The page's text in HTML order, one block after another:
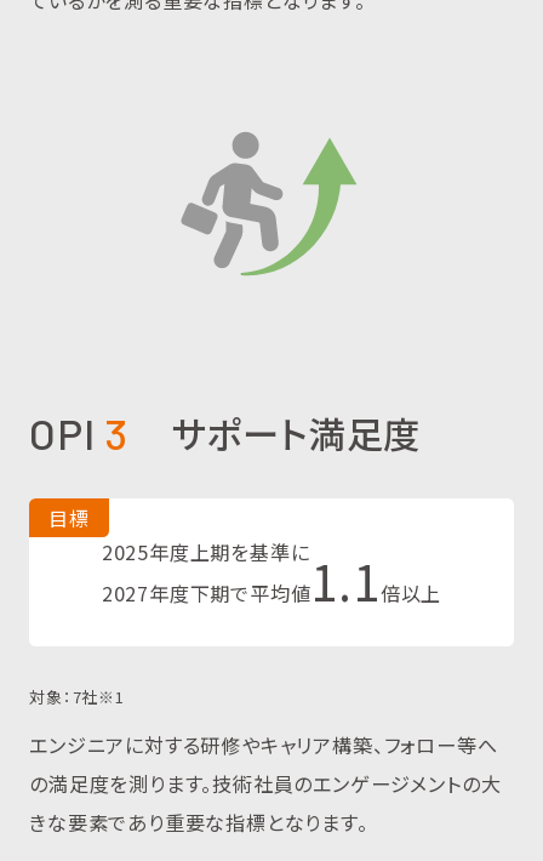
OPI 3 サポート満足度
目標
2025年度上期を基準に
2027年度下期で平均値1.1倍以上
対象：7社※1
エンジニアに対する研修やキャリア構築、フォロー等へ
の満足度を測ります。技術社員のエンゲージメントの大
きな要素であり重要な指標となります。